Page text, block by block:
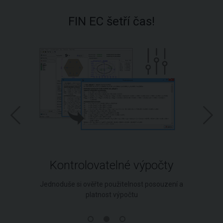
FIN EC šetří čas!
Kontrolovatelné výpočty
Jednoduše si ověřte použitelnost posouzení a
platnost výpočtu